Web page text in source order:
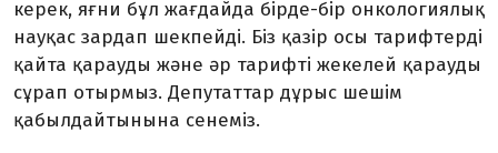
керек, яғни бұл жағдайда бірде-бір онкологиялық
науқас зардап шекпейді. Біз қазір осы тарифтерді
қайта қарауды және әр тарифті жекелей қарауды
сұрап отырмыз. Депутаттар дұрыс шешім
қабылдайтынына сенеміз.